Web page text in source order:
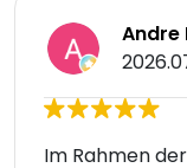
Andre
Im Rahmen